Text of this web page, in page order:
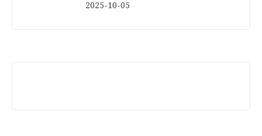
2025-10-05